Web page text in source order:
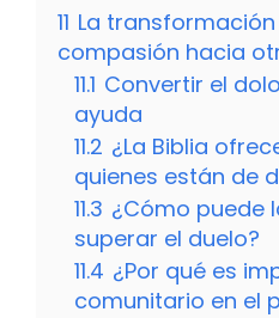
11 La
compasión hacia
11.1 Convertir el
ayuda
11.2 ¿La Biblia
quienes están de
11.3 ¿Cómo puede
superar el duelo?
11.4 ¿Por qué es
comunitario en el